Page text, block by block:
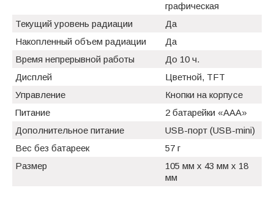
графическая
Текущий уровень радиации
Да
Накопленный объем радиации
Да
Время непрерывной работы
До 10 ч.
Дисплей
Цветной, TFT
Управление
Кнопки на корпусе
Питание
2 батарейки «ААА»
Дополнительное питание
USB-порт (USB-mini)
Вес без батареек
57 г
Размер
105 мм x 43 мм x 18
мм